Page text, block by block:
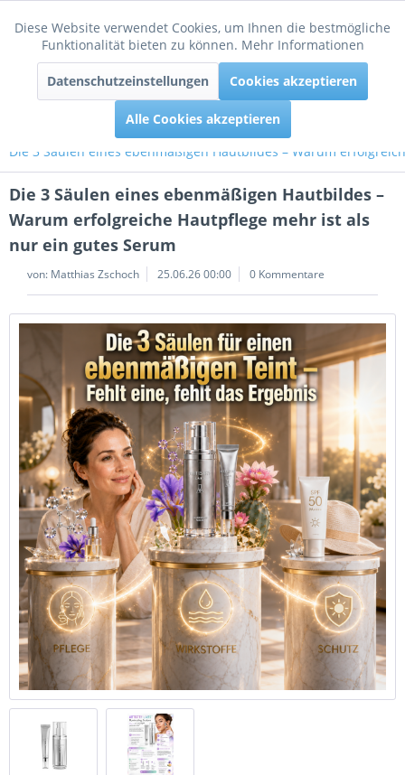
Menü
Die 3 Säulen eines ebenmäßigen Hautbildes – Warum
Die 3 Säulen eines ebenmäßigen Hautbildes –
Warum erfolgreiche Hautpflege mehr ist als
nur ein gutes Serum
von: Matthias Zschoch 25.06.26 00:00 0 Kommentare
Funktionale Aktiv
Tracking Inaktiv
Diese Website verwendet Cookies, um Ihnen die bestmögliche
Funktionalität bieten zu können. Mehr Informationen
Datenschutzeinstellungen Cookies akzeptieren
Alle Cookies akzeptieren